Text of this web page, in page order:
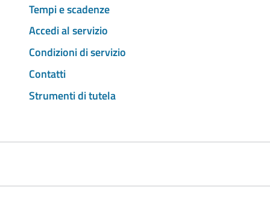
Tempi e scadenze
Accedi al servizio
Condizioni di servizio
Contatti
Strumenti di tutela